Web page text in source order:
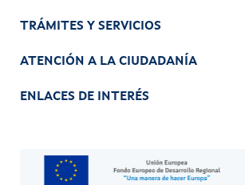
TRÁMITES Y SERVICIOS
ATENCIÓN A LA CIUDADANÍA
ENLACES DE INTERÉS